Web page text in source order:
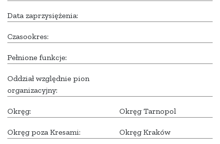
Data zaprzysiężenia:
Czasookres:
Pełnione funkcje:
Oddział względnie pion
organizacyjny:
Okręg: Okręg Tarnopol
Okręg poza Kresami: Okręg Kraków